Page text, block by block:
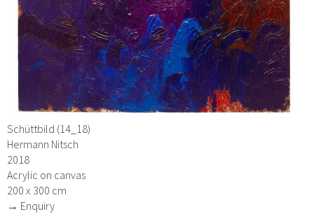
Schüttbild (14_18)
Hermann Nitsch
2018
Acrylic on canvas
200 x 300 cm
→ Enquiry